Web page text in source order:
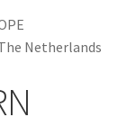
Netherlands